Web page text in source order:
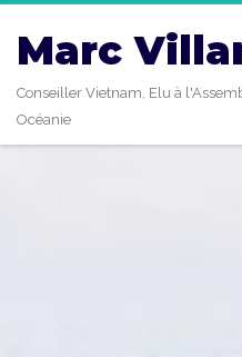
Marc
Conseiller Vietnam, Elu à
Océanie